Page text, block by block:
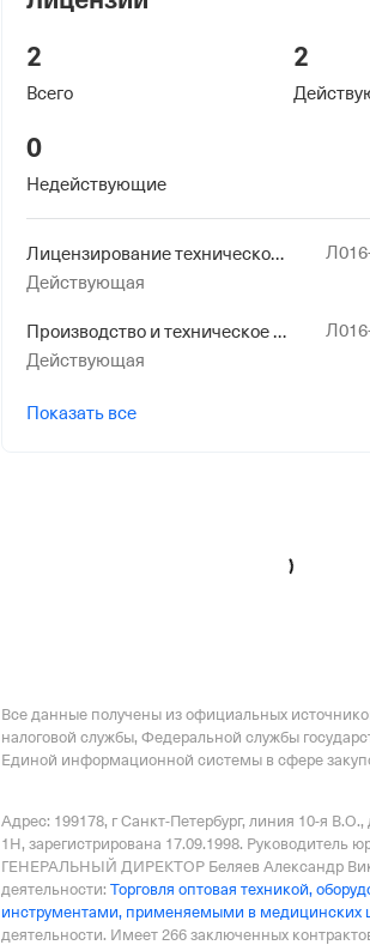
2
Всего
2
0
Недействующие
Лицензирование технического обслуживания медицинских изделий (за исключением случая, если техническое обслуживание осуществляется для обеспечения собственных нужд юридического лица или индивидуального предпринимателя, а также случая технического обслуживания медицинских изделий с низкой степенью потенциального риска их применения)
Действующая
Производство и техническое обслуживание (за исключением случая, если техническое обслуживание осуществляется для обеспечения собственных нужд юридического лица или индивидуального предпринимателя) медицинской техники
Действующая
Показать все
Все данные получены из официальных
налоговой службы, Федеральной службы
Единой информационной системы в сфере
Адрес: 199178, г Санкт-Петербург, линия 10-я
1Н, зарегистрирована 17.09.1998. Руководитель
ГЕНЕРАЛЬНЫЙ ДИРЕКТОР Беляев Александр
деятельности: Торговля оптовая техникой,
инструментами, применяемыми в медицинских
деятельности. Имеет 266 заключенных